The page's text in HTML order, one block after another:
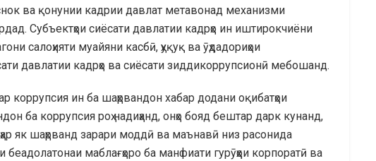
ва қонунии кадрии давлат метавонад механизми
Субъектҳои сиёсати давлатии кадрҳо ин иштирокчиёни
салоҳияти муайяни касбӣ, ҳуқуқ ва ӯҳдадориҳои
давлатии кадрҳо ва сиёсати зиддикоррупсионӣ мебошанд.
коррупсия ин ба шаҳрвандон хабар додани оқибатҳои
ба коррупсия роҳ надиҳанд, онҳо бояд бештар дарк кунанд,
як шаҳрванд зарари моддӣ ва маънавӣ низ расонида
маблағҳоро ба манфиати гурӯҳҳои корпоратӣ ва